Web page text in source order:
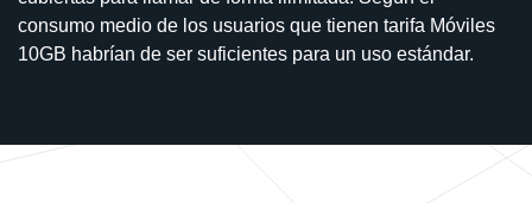
consumo medio de los usuarios que tienen tarifa Móviles
10GB habrían de ser suficientes para un uso estándar.